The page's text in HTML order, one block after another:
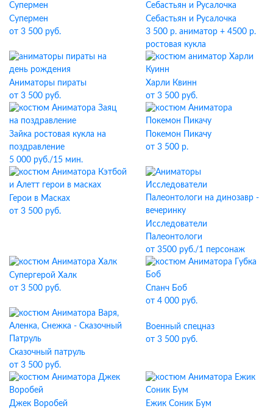
Супермен
от 3 500 руб.
Себастьян и Русалочка
3 500 р. аниматор + 4500 р.
ростовая кукла
Аниматоры пираты
от 3 500 руб.
Харли Квинн
от 3 500 руб.
Зайка ростовая кукла на
поздравление
5 000 руб./15 мин.
Покемон Пикачу
от 3 500 р.
Герои в Масках
от 3 500 руб.
Исследователи
Палеонтологи
от 3500 руб./1 персонаж
Супергерой Халк
от 3 500 руб.
Спанч Боб
от 4 000 руб.
Сказочный патруль
от 3 500 руб.
Военный спецназ
от 3 500 руб.
Джек Воробей
Ежик Соник Бум